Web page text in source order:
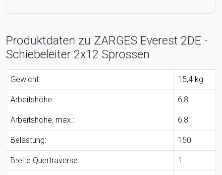
Produktdaten zu ZARGES Everest 2DE -
Schiebeleiter 2x12 Sprossen
Gewicht: 15,4 kg
Arbeitshöhe: 6,8
Arbeitshöhe, max.: 6,8
Belastung: 150
Breite Quertraverse: 1